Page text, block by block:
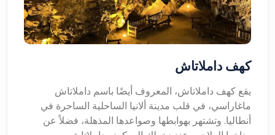
كهف داملاتاش
يقع كهف داملاتاش، المعروف أيضًا باسم داملاتاش
ماغاراسي، في قلب مدينة ألانيا الساحلية الساحرة في
أنطاليا. وتشتهر بهوابطها وصواعدها المذهلة، فضلاً عن